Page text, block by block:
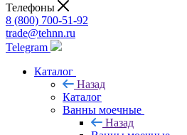
Телефоны
8 (800) 700-51-92
trade@tehnn.ru
Telegram
Каталог
Назад
Каталог
Ванны моечные
Назад